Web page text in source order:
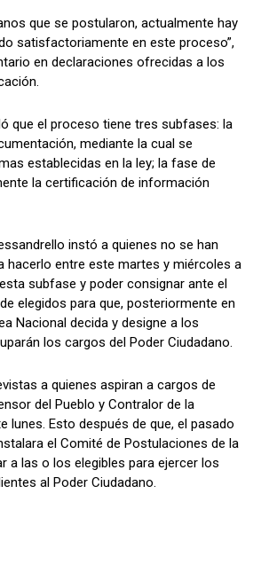
que se postularon, actualmente hay
satisfactoriamente en este proceso”,
en declaraciones ofrecidas a los
que el proceso tiene tres subfases: la
mediante la cual se
establecidas en la ley; la fase de
la certificación de información
instó a quienes no se han
hacerlo entre este martes y miércoles a
subfase y poder consignar ante el
elegidos para que, posteriormente en
Nacional decida y designe a los
los cargos del Poder Ciudadano.
a quienes aspiran a cargos de
del Pueblo y Contralor de la
lunes. Esto después de que, el pasado
el Comité de Postulaciones de la
a las o los elegibles para ejercer los
al Poder Ciudadano.